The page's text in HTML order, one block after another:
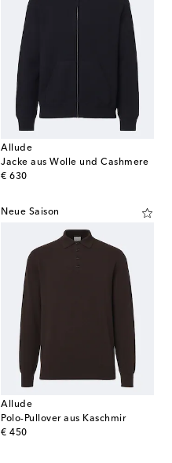
Allude
Jacke aus Wolle und Cashmere
€ 630
original price
Neue Saison
Allude
Polo-Pullover aus Kaschmir
€ 450
original price